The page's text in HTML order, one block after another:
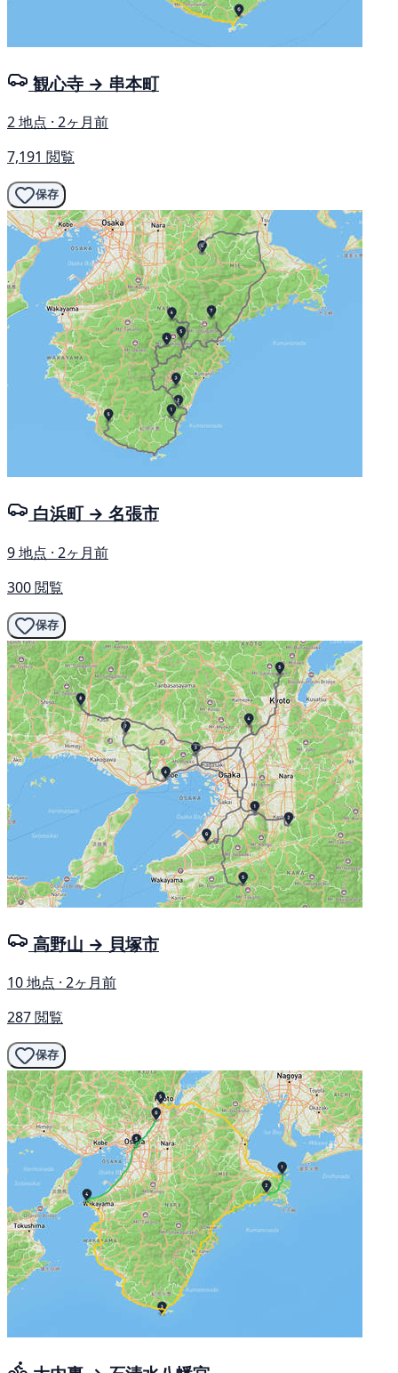
観心寺 → 串本町
2 地点 · 2ヶ月前
7,191 閲覧
保存
白浜町 → 名張市
9 地点 · 2ヶ月前
300 閲覧
保存
高野山 → 貝塚市
10 地点 · 2ヶ月前
287 閲覧
保存